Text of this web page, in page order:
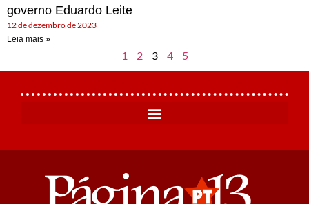
governo Eduardo Leite
12 de dezembro de 2023
Leia mais »
1 2 3 4 5